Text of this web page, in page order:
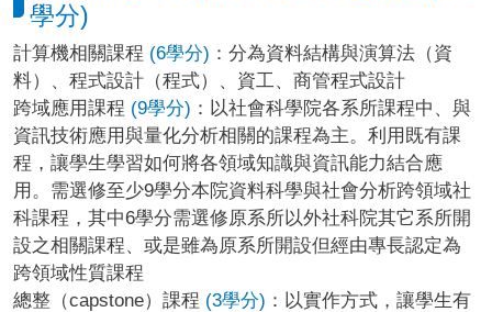
學分)
計算機相關課程 (6學分) ：分為資料結構與演算法（資
料）、程式設計（程式）、資工、商管程式設計
跨域應用課程 (9學分) ：以社會科學院各系所課程中、與
資訊技術應用與量化分析相關的課程為主。利用既有課
程，讓學生學習如何將各領域知識與資訊能力結合應
用。需選修至少9學分本院資料科學與社會分析跨領域社
科課程，其中6學分需選修原系所以外社科院其它系所開
設之相關課程、或是雖為原系所開設但經由專長認定為
跨領域性質課程​
總整（capstone）課程 (3學分) ：以實作方式，讓學生有